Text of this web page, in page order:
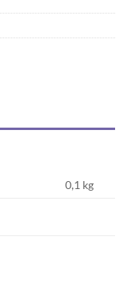
0,1 kg